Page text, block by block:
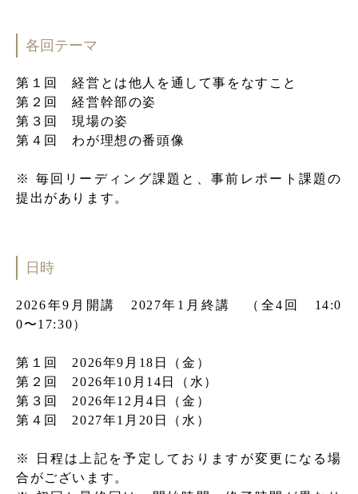
各回テーマ
第１回 経営とは他人を通して事をなすこと
第２回 経営幹部の姿
第３回 現場の姿
第４回 わが理想の番頭像
※ 毎回リーディング課題と、事前レポート課題の
提出があります。
日時
2026年9月開講 2027年1月終講 （全4回 14:0
0〜17:30）
第１回 2026年9⽉18⽇（⾦）
第２回 2026年10⽉14⽇（水）
第３回 2026年12⽉4⽇（⾦）
第４回 2027年1⽉20⽇（水）
※ 日程は上記を予定しておりますが変更になる場
合がございます。